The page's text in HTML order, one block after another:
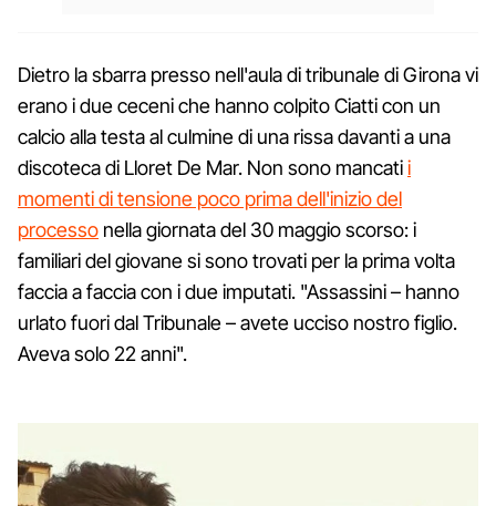
Dietro la sbarra presso nell'aula di tribunale di Girona vi
erano i due ceceni che hanno colpito Ciatti con un
calcio alla testa al culmine di una rissa davanti a una
discoteca di Lloret De Mar. Non sono mancatii
momenti di tensione poco prima dell'inizio del
processo nella giornata del 30 maggio scorso: i
familiari del giovane si sono trovati per la prima volta
faccia a faccia con i due imputati. "Assassini – hanno
urlato fuori dal Tribunale – avete ucciso nostro figlio.
Aveva solo 22 anni".